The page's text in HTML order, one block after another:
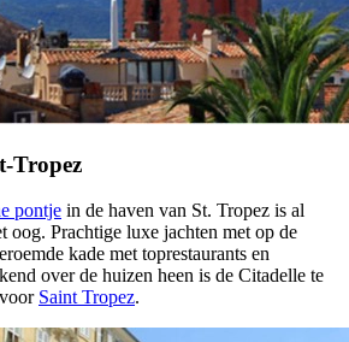
Tropez
pontje in de haven van St. Tropez is al
oog. Prachtige luxe jachten met op de
kade met toprestaurants en
over de huizen heen is de Citadelle te
Saint Tropez.